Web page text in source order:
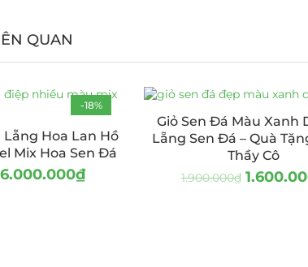
QUAN
-18%
Lẵng Hoa Lan Hồ
Mix Hoa Sen Đá
6.000.000₫
Giỏ Sen Đá Màu Xanh
Lẵng Sen Đá – Quà
Thầy Cô
1.900.000₫